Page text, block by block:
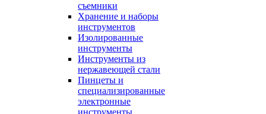
съемники
Хранение и наборы
инструментов
Изолированные
инструменты
Инструменты из
нержавеющей стали
Пинцеты и
специализированные
электронные
инструменты